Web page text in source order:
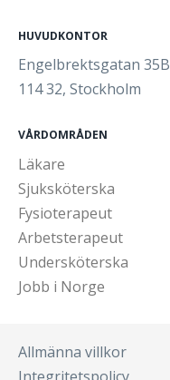
HUVUDKONTOR
Engelbrektsgatan 35B
114 32, Stockholm
VÅRDOMRÅDEN
Läkare
Sjuksköterska
Fysioterapeut
Arbetsterapeut
Undersköterska
Jobb i Norge
Allmänna villkor
Integritetspolicy